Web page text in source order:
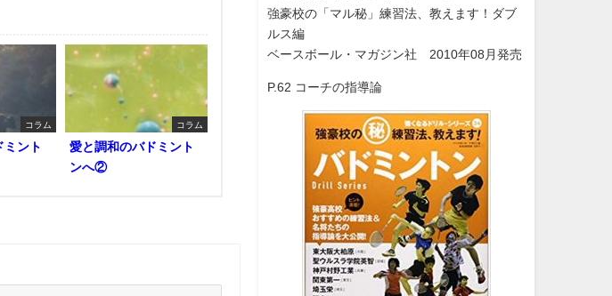
コラム
ミント
コラム
愛と調和のバドミント
ンへ②
強豪校の「マル秘」練習法、教えます！ダブ
ルス編
ベースボール・マガジン社 2010年08月発売
P.62 コーチの指導論